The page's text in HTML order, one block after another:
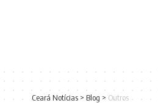
Ceará Notícias > Blog > Outros